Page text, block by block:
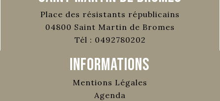
Place des résistants républicains
04800 Saint Martin de Bromes
Tél : 0492780202
Informations
Mentions Légales
Agenda